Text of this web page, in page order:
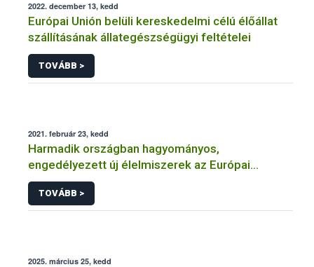
2022. december 13, kedd
Európai Unión belüli kereskedelmi célú élőállat
szállításának állategészségügyi feltételei
TOVÁBB >
2021. február 23, kedd
Harmadik országban hagyományos,
engedélyezett új élelmiszerek az Európai
Unióban
TOVÁBB >
2025. március 25, kedd